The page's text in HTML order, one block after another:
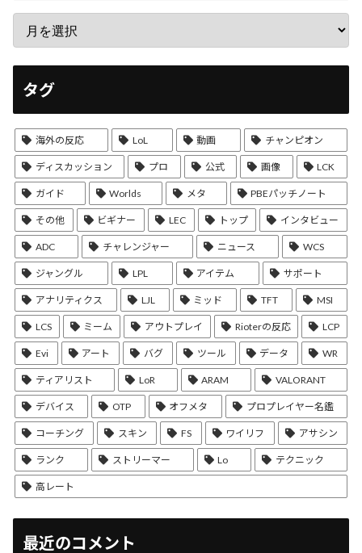
タグ
海外の反応 LoL 動画 チャンピオン
ディスカッション プロ 公式 画像 LCK
ガイド Worlds メタ PBEパッチノート
その他 ビギナー LEC トップ インタビュー
ADC チャレンジャー ニュース WCS
ジャングル LPL アイテム サポート
アナリティクス LJL ミッド TFT MSI
LCS ミーム アウトプレイ Rioterの反応 LCP
Evi アート バグ ツール データ WR
ティアリスト LoR ARAM VALORANT
デバイス OTP オフメタ プロプレイヤー名鑑
コーチング スキン FS ワイリフ アサシン
ランク ストリーマー Lo テクニック
高レート
最近のコメント